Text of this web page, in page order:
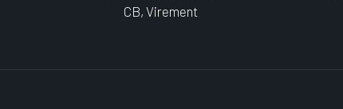
CB, Virement